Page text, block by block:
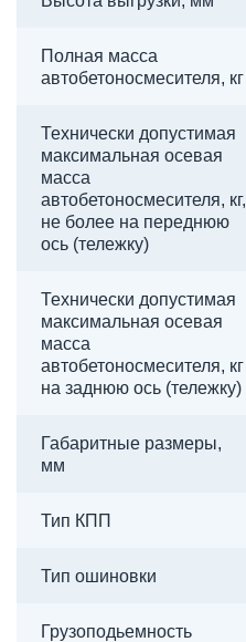
Полная масса
автобетоносмесителя, кг
Технически допустимая
максимальная осевая
масса
автобетоносмесителя, кг,
не более на переднюю
ось (тележку)
Технически допустимая
максимальная осевая
масса
автобетоносмесителя, кг
на заднюю ось (тележку)
Габаритные размеры,
мм
Тип КПП
Тип ошиновки
Грузоподьемность